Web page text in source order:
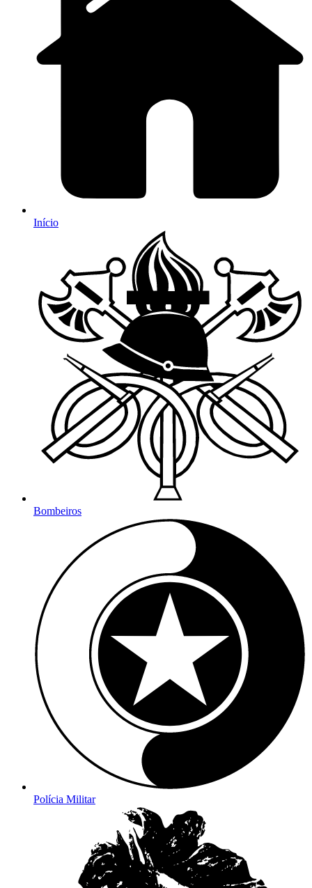
Início
Bombeiros
Polícia Militar